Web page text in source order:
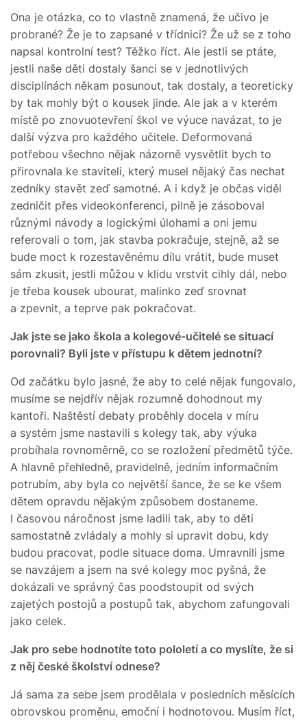
Ona je otázka, co to vlastně znamená, že učivo je
probrané? Že je to zapsané v třídnici? Že už se z toho
napsal kontrolní test? Těžko říct. Ale jestli se ptáte,
jestli naše děti dostaly šanci se v jednotlivých
disciplínách někam posunout, tak dostaly, a teoreticky
by tak mohly být o kousek jinde. Ale jak a v kterém
místě po znovuotevření škol ve výuce navázat, to je
další výzva pro každého učitele. Deformovaná
potřebou všechno nějak názorně vysvětlit bych to
přirovnala ke staviteli, který musel nějaký čas nechat
zedníky stavět zeď samotné. A i když je občas viděl
zedničit přes videokonferenci, pilně je zásoboval
různými návody a logickými úlohami a oni jemu
referovali o tom, jak stavba pokračuje, stejně, až se
bude moct k rozestavěnému dílu vrátit, bude muset
sám zkusit, jestli můžou v klidu vrstvit cihly dál, nebo
je třeba kousek ubourat, malinko zeď srovnat
a zpevnit, a teprve pak pokračovat.
Jak jste se jako škola a kolegové-učitelé se situací
porovnali? Byli jste v přístupu k dětem jednotní?
Od začátku bylo jasné, že aby to celé nějak fungovalo,
musíme se nejdřív nějak rozumně dohodnout my
kantoři. Naštěstí debaty proběhly docela v míru
a systém jsme nastavili s kolegy tak, aby výuka
probíhala rovnoměrně, co se rozložení předmětů týče.
A hlavně přehledně, pravidelně, jedním informačním
potrubím, aby byla co největší šance, že se ke všem
dětem opravdu nějakým způsobem dostaneme.
I časovou náročnost jsme ladili tak, aby to děti
samostatně zvládaly a mohly si upravit dobu, kdy
budou pracovat, podle situace doma. Umravnili jsme
se navzájem a jsem na své kolegy moc pyšná, že
dokázali ve správný čas poodstoupit od svých
zajetých postojů a postupů tak, abychom zafungovali
jako celek.
Jak pro sebe hodnotíte toto pololetí a co myslíte, že si
z něj české školství odnese?
Já sama za sebe jsem prodělala v posledních měsících
obrovskou proměnu, emoční i hodnotovou. Musím říct,